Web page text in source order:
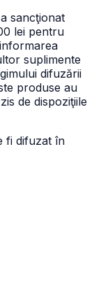
sancţionat
lei pentru
suplimente
difuzării
produse au
de dispoziţiile
fi difuzat în